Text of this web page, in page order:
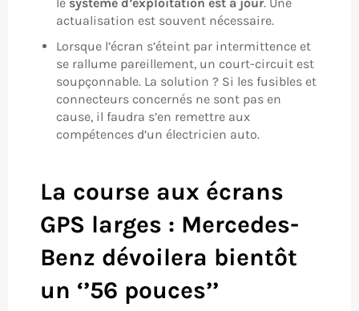
actualisation est souvent nécessaire.
Lorsque l’écran s’éteint par intermittence et
se rallume pareillement, un court-circuit est
soupçonnable. La solution ? Si les fusibles et
connecteurs concernés ne sont pas en
cause, il faudra s’en remettre aux
compétences d’un électricien auto.
La course aux écrans
GPS larges : Mercedes-
Benz dévoilera bientôt
un ‘’56 pouces’’